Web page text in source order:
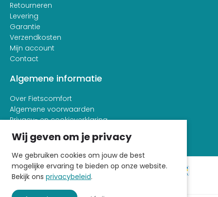
Retourneren
Levering
Garantie
Verzendkosten
Mijn account
Contact
Algemene informatie
Over Fietscomfort
Algemene voorwaarden
Privacy- en cookieverklaring
Wij geven om je privacy
We gebruiken cookies om jouw de best
mogelijke ervaring te bieden op onze website.
Bekijk ons privacybeleid.